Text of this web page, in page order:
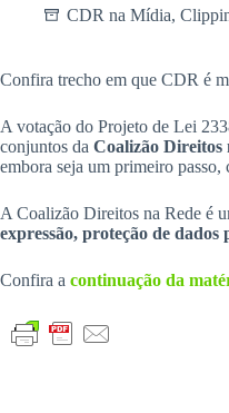
CDR na Mídia,
Confira trecho em que CDR é
A votação do Projeto de Lei
conjuntos da Coalizão Direitos
embora seja um primeiro passo,
A Coalizão Direitos na Rede é
expressão, proteção de dados
Confira a continuação da